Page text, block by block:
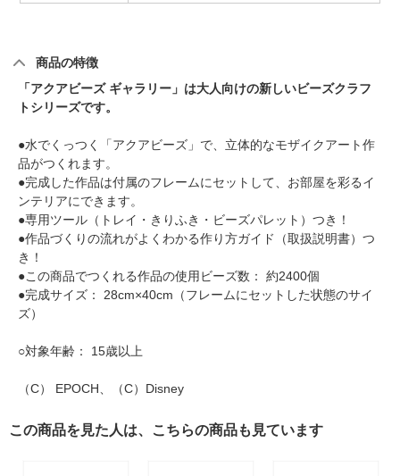
商品の特徴
「アクアビーズ ギャラリー」は大人向けの新しいビーズクラフ
トシリーズです。
●水でくっつく「アクアビーズ」で、立体的なモザイクアート作
品がつくれます。
●完成した作品は付属のフレームにセットして、お部屋を彩るイ
ンテリアにできます。
●専用ツール（トレイ・きりふき・ビーズパレット）つき！
●作品づくりの流れがよくわかる作り方ガイド（取扱説明書）つ
き！
●この商品でつくれる作品の使用ビーズ数： 約2400個
●完成サイズ： 28cm×40cm（フレームにセットした状態のサイ
ズ）
○対象年齢： 15歳以上
（C） EPOCH、（C）Disney
この商品を見た人は、こちらの商品も見ています